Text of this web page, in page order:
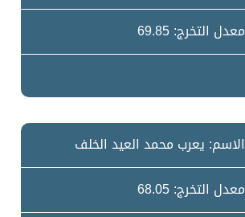
معدل التخرج: 69.85
الاسم: يعرب محمد العيد الخلف
معدل التخرج: 68.05